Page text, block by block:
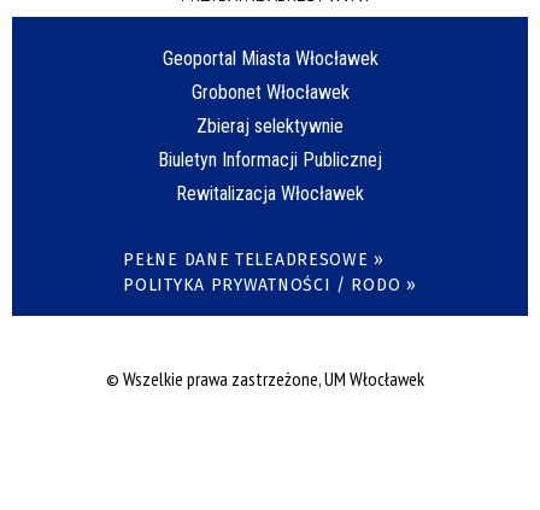
Geoportal Miasta Włocławek
Grobonet Włocławek
Zbieraj selektywnie
Biuletyn Informacji Publicznej
Rewitalizacja Włocławek
PEŁNE DANE TELEADRESOWE »
POLITYKA PRYWATNOŚCI / RODO »
© Wszelkie prawa zastrzeżone, UM Włocławek